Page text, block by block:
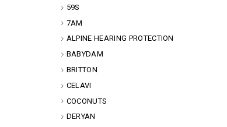
59S
7AM
ALPINE HEARING PROTECTION
BABYDAM
BRITTON
CELAVI
COCONUTS
DERYAN